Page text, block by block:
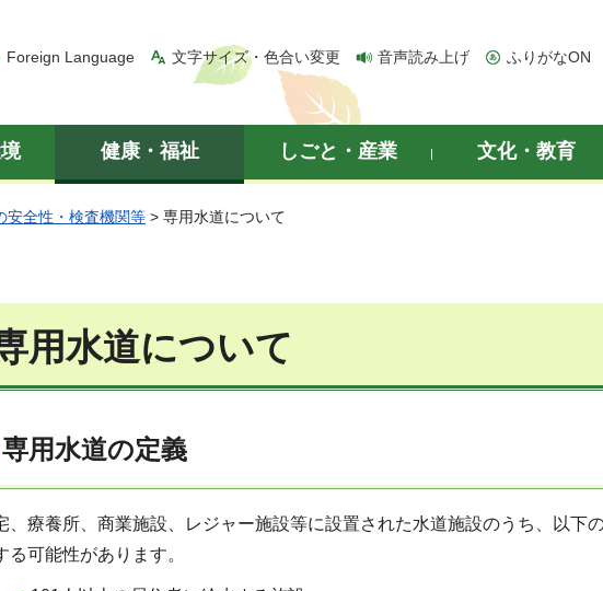
Foreign Language 文字サイズ・色合い変更 音声読み上げ ふりがなON
健康・福祉 しごと・産業 文化・教育
安全性・検査機関等 > 専用水道について
用水道について
専用水道の定義
、療養所、商業施設、レジャー施設等に設置された水道施設のうち、以下
る可能性があります。